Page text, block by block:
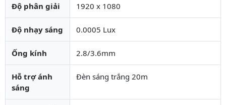
Độ phân giải 1920 x 1080
Độ nhạy sáng 0.0005 Lux
Ống kính 2.8/3.6mm
Hỗ trợ ánh
sáng
Đèn sáng trắng 20m